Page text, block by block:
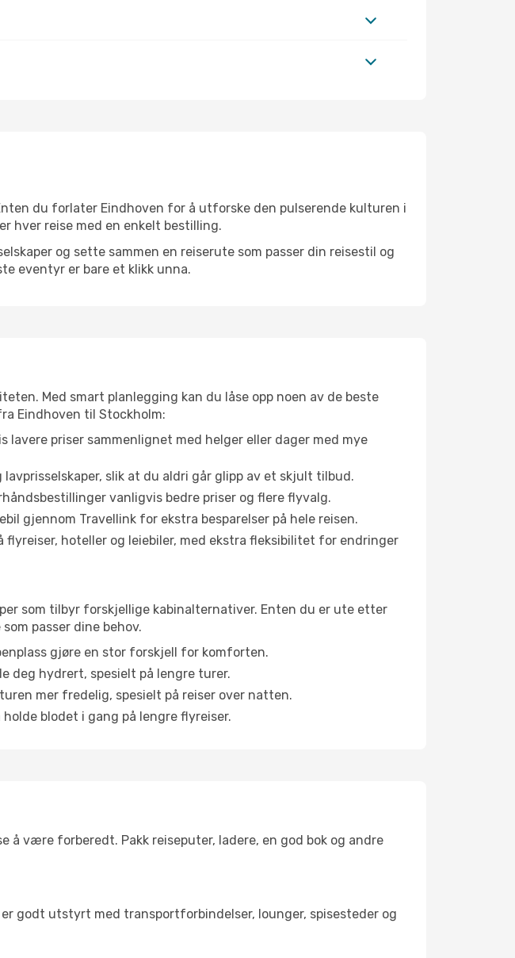
du forlater Eindhoven for å utforske den pulserende kulturen i
hver reise med en enkelt bestilling.
og sette sammen en reiserute som passer din reisestil og
eventyr er bare et klikk unna.
Med smart planlegging kan du låse opp noen av de beste
Eindhoven til Stockholm:
lavere priser sammenlignet med helger eller dager med mye
slik at du aldri går glipp av et skjult tilbud.
vanligvis bedre priser og flere flyvalg.
gjennom Travellink for ekstra besparelser på hele reisen.
flyreiser, hoteller og leiebiler, med ekstra fleksibilitet for endringer
som tilbyr forskjellige kabinalternativer. Enten du er ute etter
passer dine behov.
gjøre en stor forskjell for komforten.
deg hydrert, spesielt på lengre turer.
mer fredelig, spesielt på reiser over natten.
blodet i gang på lengre flyreiser.
være forberedt. Pakk reiseputer, ladere, en god bok og andre
godt utstyrt med transportforbindelser, lounger, spisesteder og